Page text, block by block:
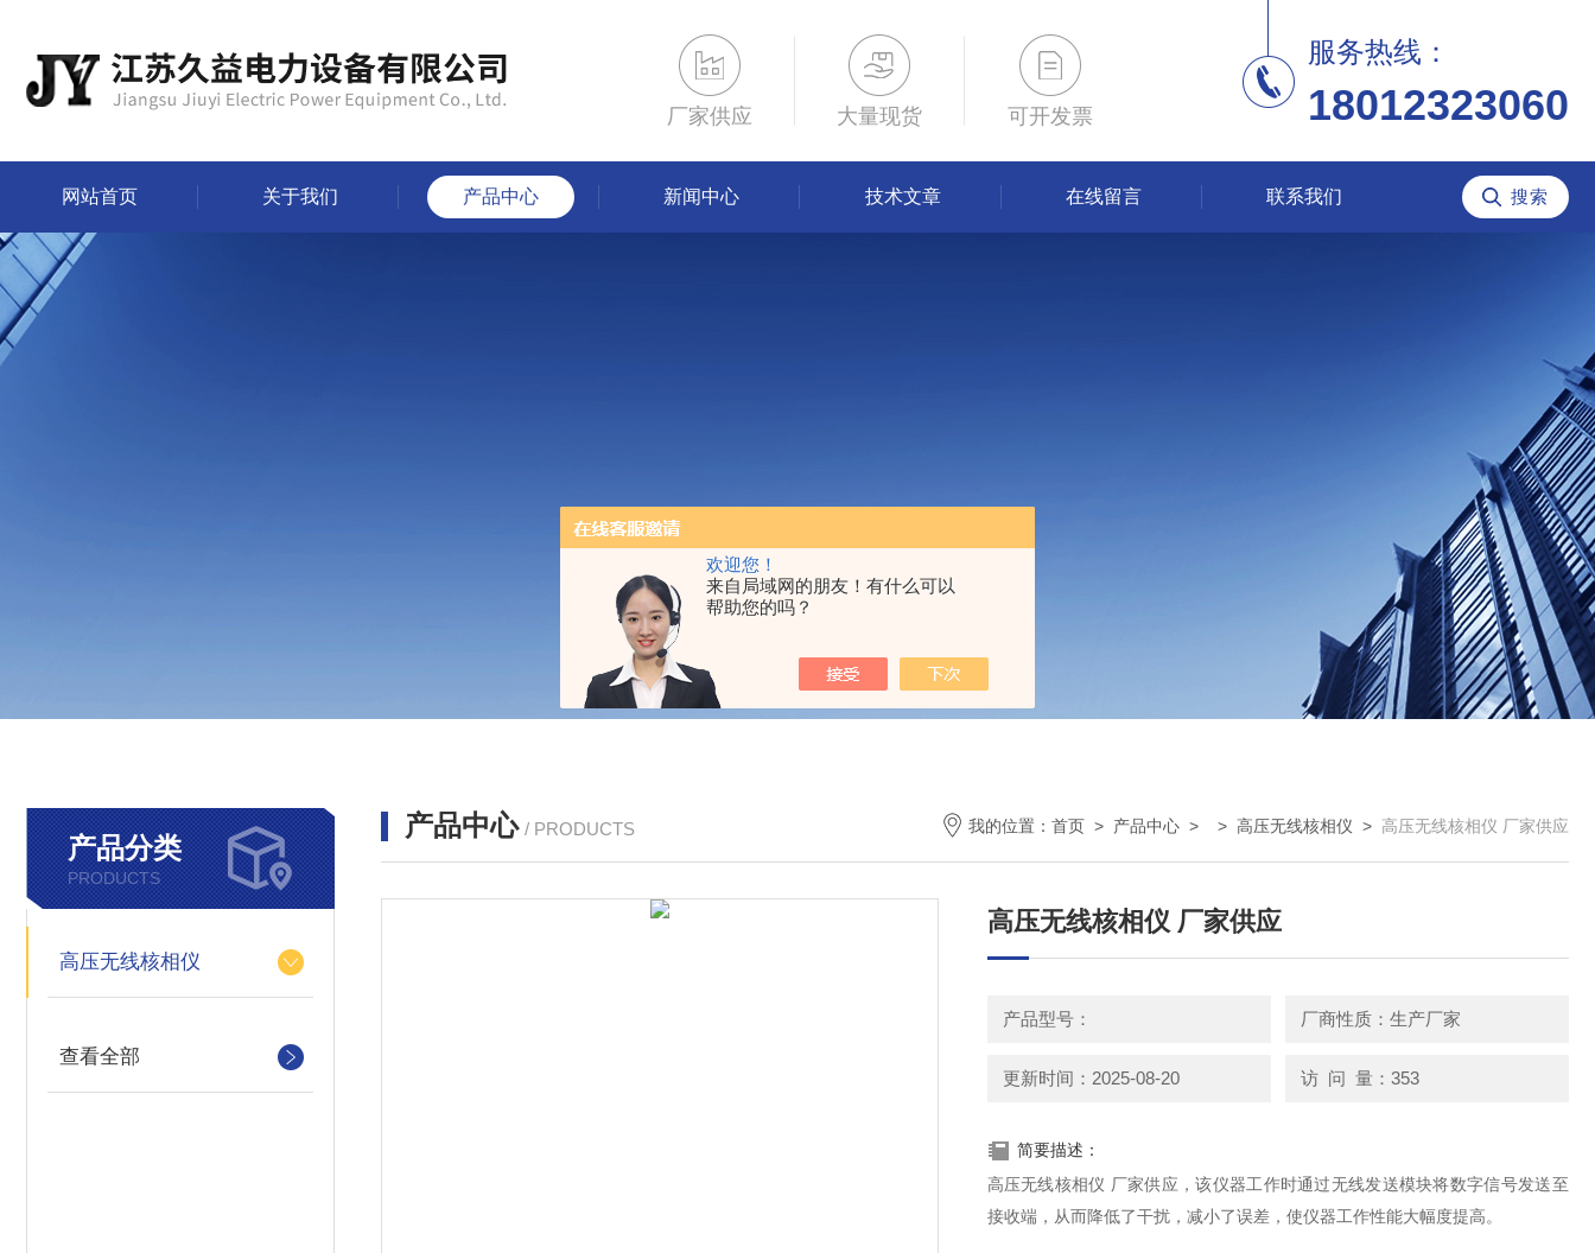
欢迎您！
来自局域网的朋友！有什么可以
帮助您的吗？
厂家供应 大量现货 可开发票
服务热线：
18012323060
网站首页 关于我们 产品中心 新闻中心 技术文章 在线留言 联系我们
产品分类
PRODUCTS
高压无线核相仪
查看全部
产品中心 / PRODUCTS 我的位置： 首页 > 产品中心 > > 高压无线核相仪 > 高压无线核相仪 厂家供应
高压无线核相仪 厂家供应
产品型号： 厂商性质：生产厂家
更新时间：2025-08-20 访 问 量：353
简要描述：
高压无线核相仪 厂家供应，该仪器工作时通过无线发送模块将数字信号发送至
接收端，从而降低了干扰，减小了误差，使仪器工作性能大幅度提高。